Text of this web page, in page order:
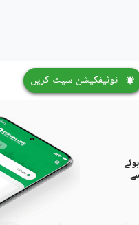
نوٹیفکیشن سیٹ کریں